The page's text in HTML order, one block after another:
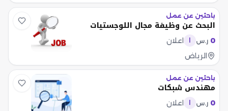
باحثين عن عمل
البحث عن وظيفة مجال اللوجستيات
0 ر.س
اعلان
الرياض
باحثين عن عمل
مهندس شبكات
0 ر.س
اعلان